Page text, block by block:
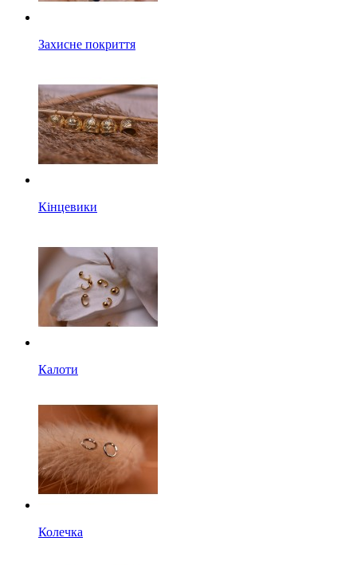
Захисне покриття
Кінцевики
Калоти
Колечка